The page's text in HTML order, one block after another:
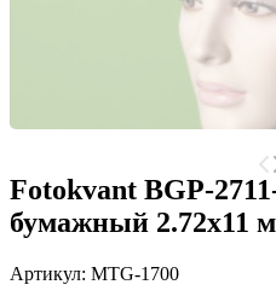
Fotokvant BGP-
бумажный 2.72х11
Артикул: MTG-1700